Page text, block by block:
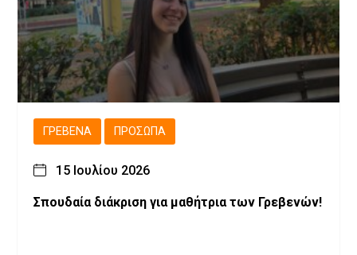
ΓΡΕΒΕΝΆ ΠΡΌΣΩΠΑ
15 Ιουλίου 2026
Σπουδαία διάκριση για μαθήτρια των Γρεβενών!